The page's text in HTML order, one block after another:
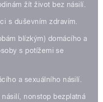
žít život bez násilí.
s duševním zdravím.
blízkým) domácího a
s potížemi se
a sexuálního násilí.
nonstop bezplatná